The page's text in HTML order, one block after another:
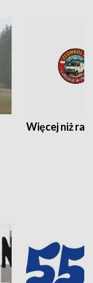
Więcej niż rajd